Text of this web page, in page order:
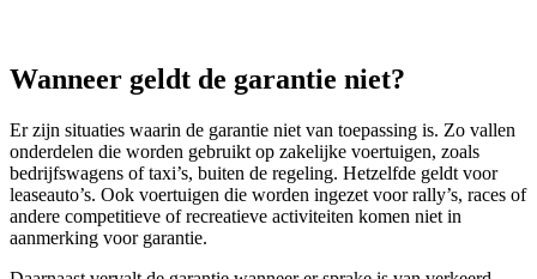
Wanneer geldt de garantie niet?
Er zijn situaties waarin de garantie niet van toepassing is. Zo vallen
onderdelen die worden gebruikt op zakelijke voertuigen, zoals
bedrijfswagens of taxi’s, buiten de regeling. Hetzelfde geldt voor
leaseauto’s. Ook voertuigen die worden ingezet voor rally’s, races of
andere competitieve of recreatieve activiteiten komen niet in
aanmerking voor garantie.